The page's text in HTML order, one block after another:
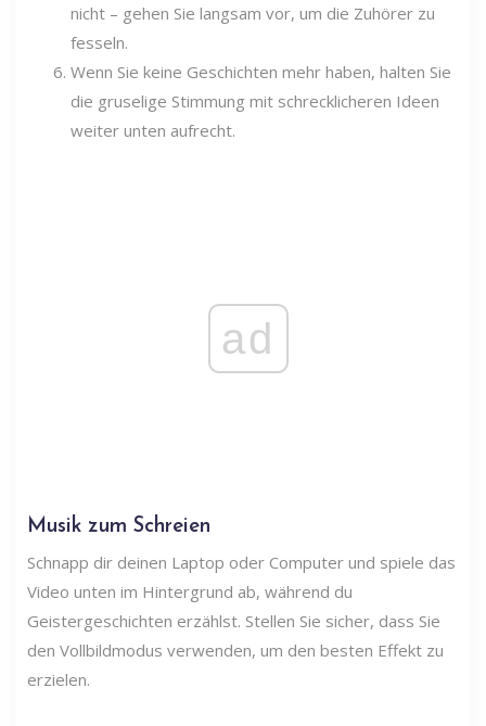
nicht – gehen Sie langsam vor, um die Zuhörer zu
fesseln.
Wenn Sie keine Geschichten mehr haben, halten Sie
die gruselige Stimmung mit schrecklicheren Ideen
weiter unten aufrecht.
ad
Musik zum Schreien
Schnapp dir deinen Laptop oder Computer und spiele das
Video unten im Hintergrund ab, während du
Geistergeschichten erzählst. Stellen Sie sicher, dass Sie
den Vollbildmodus verwenden, um den besten Effekt zu
erzielen.